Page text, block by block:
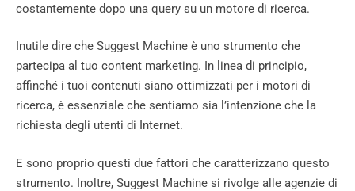
costantemente dopo una query su un motore di ricerca.
Inutile dire che Suggest Machine è uno strumento che
partecipa al tuo content marketing. In linea di principio,
affinché i tuoi contenuti siano ottimizzati per i motori di
ricerca, è essenziale che sentiamo sia l’intenzione che la
richiesta degli utenti di Internet.
E sono proprio questi due fattori che caratterizzano questo
strumento. Inoltre, Suggest Machine si rivolge alle agenzie di